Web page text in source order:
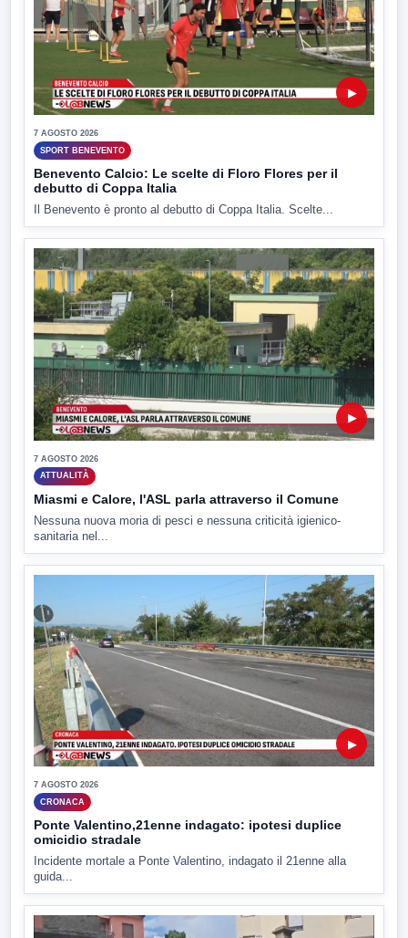
▶
7 AGOSTO 2026
SPORT BENEVENTO
Benevento Calcio: Le scelte di Floro Flores per il
debutto di Coppa Italia
Il Benevento è pronto al debutto di Coppa Italia. Scelte...
▶
7 AGOSTO 2026
ATTUALITÀ
Miasmi e Calore, l'ASL parla attraverso il Comune
Nessuna nuova moria di pesci e nessuna criticità igienico-
sanitaria nel...
▶
7 AGOSTO 2026
CRONACA
Ponte Valentino,21enne indagato: ipotesi duplice
omicidio stradale
Incidente mortale a Ponte Valentino, indagato il 21enne alla
guida...